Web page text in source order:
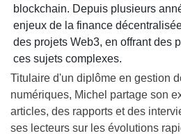
blockchain. Depuis plusieurs
enjeux de la finance
des projets Web3, en offrant des
ces sujets complexes.
Titulaire d'un diplôme en gestion
numériques, Michel partage son
articles, des rapports et des
ses lecteurs sur les évolutions